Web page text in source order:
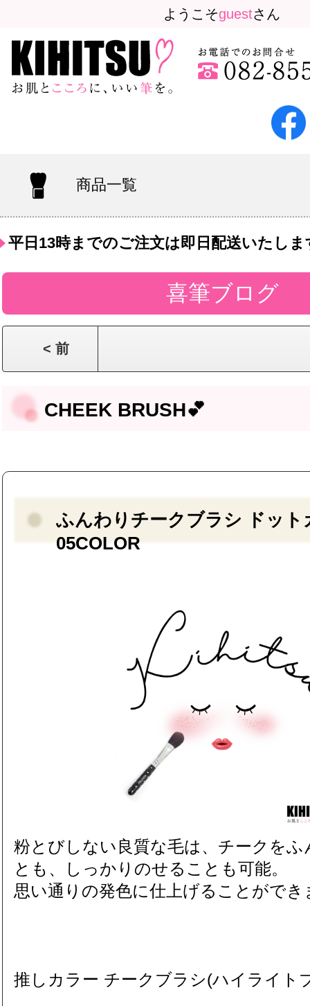
ようこそguestさん
商品一覧
平日13時までのご注文は即日配送いたしま
喜筆ブログ
< 前
CHEEK BRUSH💕
ふんわりチークブラシ ドット
05COLOR
粉とびしない良質な毛は、チークを
とも、しっかりのせることも可能。
思い通りの発色に仕上げることができ
推しカラー チークブラシ(ハイライト